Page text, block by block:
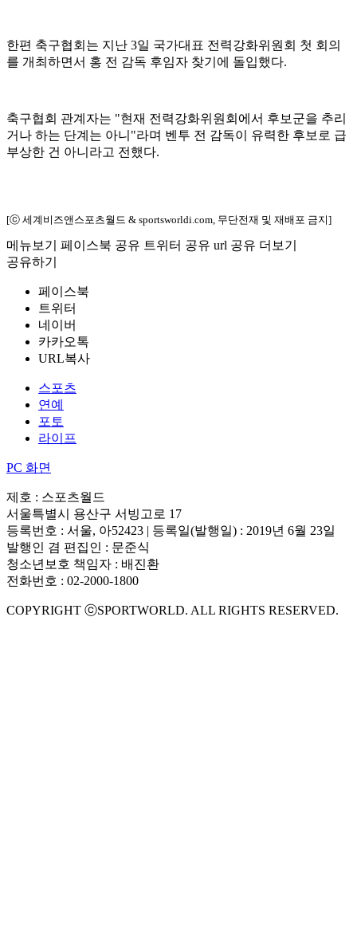
한편 축구협회는 지난 3일 국가대표 전력강화위원회 첫 회의
를 개최하면서 홍 전 감독 후임자 찾기에 돌입했다.
축구협회 관계자는 "현재 전력강화위원회에서 후보군을 추리
거나 하는 단계는 아니"라며 벤투 전 감독이 유력한 후보로 급
부상한 건 아니라고 전했다.
[ⓒ 세계비즈앤스포츠월드 & sportsworldi.com, 무단전재 및 재배포 금지]
메뉴보기 페이스북 공유 트위터 공유 url 공유 더보기
공유하기
페이스북
트위터
네이버
카카오톡
URL복사
스포츠
연예
포토
라이프
PC 화면
제호 : 스포츠월드
서울특별시 용산구 서빙고로 17
등록번호 : 서울, 아52423 | 등록일(발행일) : 2019년 6월 23일
발행인 겸 편집인 : 문준식
청소년보호 책임자 : 배진환
전화번호 : 02-2000-1800
COPYRIGHT ⓒSPORTWORLD. ALL RIGHTS RESERVED.